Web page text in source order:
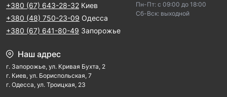
+380 (67) 643-28-32 Киев
+380 (48) 750-23-09 Одесса
+380 (67) 641-80-49 Запорожье
Пн-Пт: с 09:00 до 18:00
Cб-Вск: выходной
Наш адрес
г. Запорожье, ул. Кривая Бухта, 2
г. Киев, ул. Бориспольская, 7
г. Одесса, ул. Троицкая, 23